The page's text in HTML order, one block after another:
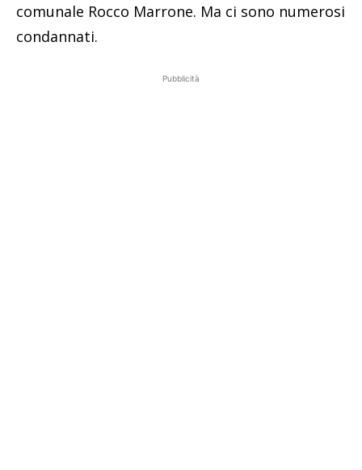
comunale Rocco Marrone. Ma ci sono numerosi
condannati.
Pubblicità